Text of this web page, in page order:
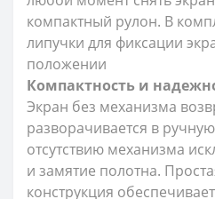
компактный рулон. В
липучки для фиксации
положении
Компактность и
Экран без механизма
разворачивается в
отсутствию механизма
и замятие полотна.
конструкция